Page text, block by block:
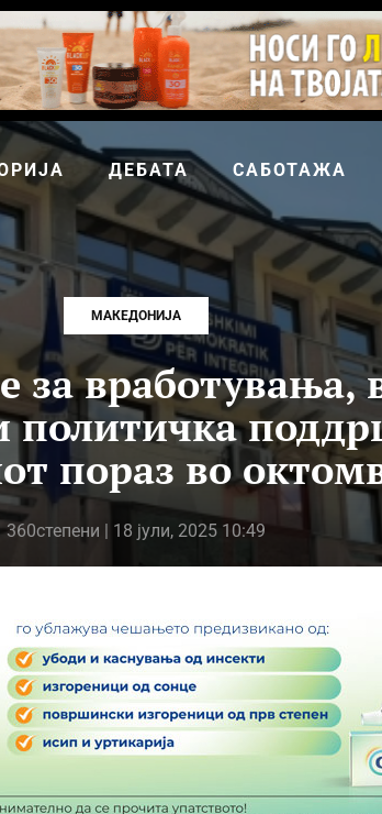
ДЕБАТА САБОТАЖА
МАКЕДОНИЈА
за вработувања,
политичка
пораз во
360степени | 18 јули, 2025 10:49